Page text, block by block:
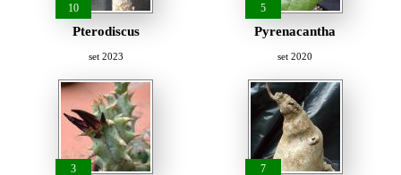
10
Pterodiscus
set 2023
5
Pyrenacantha
set 2020
3 7